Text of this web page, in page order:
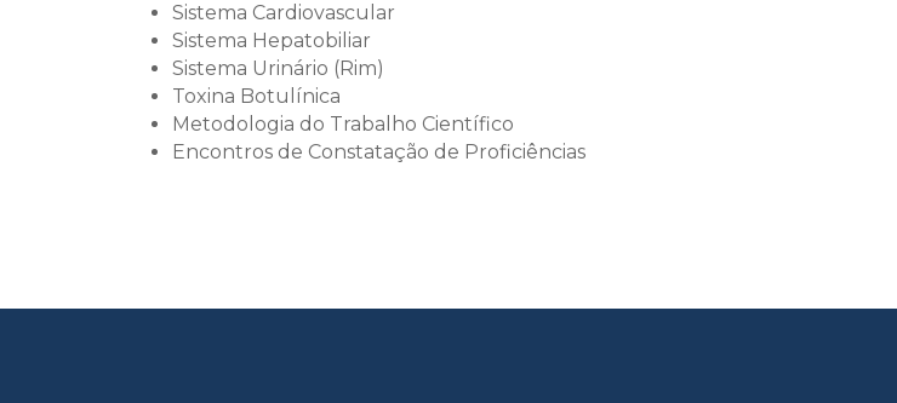
Sistema Cardiovascular
Sistema Hepatobiliar
Sistema Urinário (Rim)
Toxina Botulínica
Metodologia do Trabalho Científico
Encontros de Constatação de Proficiências